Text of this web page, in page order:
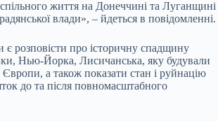
життя на Донеччині та Луганщині
влади», – йдеться в повідомленні.
розповісти про історичну спадщину
Нью-Йорка, Лисичанська, яку будували
Європи, а також показати стан і руйнацію
до та після повномасштабного